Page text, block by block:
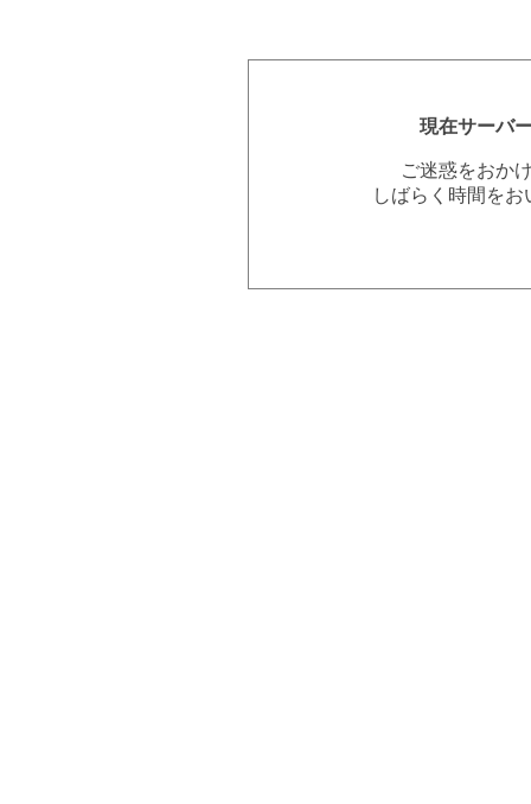
現在サーバ
ご迷惑をおか
しばらく時間を